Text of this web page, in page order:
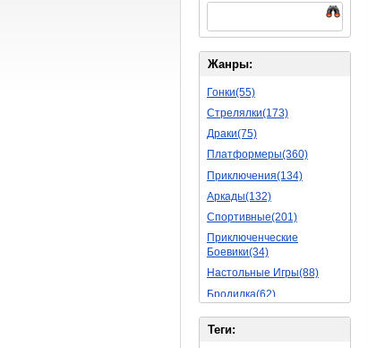
Жанры:
Гонки(55)
Стрелялки(173)
Драки(75)
Платформеры(360)
Приключения(134)
Аркады(132)
Спортивные(201)
Приключенческие
Боевики(34)
Настольные Игры(88)
Бродилка(62)
Стратегии(77)
Боевые RPG(50)
Теги: